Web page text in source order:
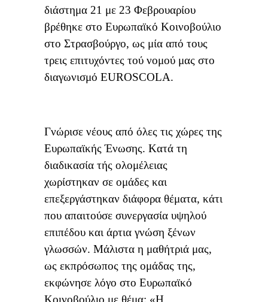
διάστημα 21 με 23 Φεβρουαρίου
βρέθηκε στο Ευρωπαϊκό Κοινοβούλιο
στο Στρασβούργο, ως μία από τους
τρεις επιτυχόντες τού νομού μας στο
διαγωνισμό EUROSCOLA.
Γνώρισε νέους από όλες τις χώρες της
Ευρωπαϊκής Ένωσης. Kατά τη
διαδικασία τής ολομέλειας
χωρίστηκαν σε ομάδες και
επεξεργάστηκαν διάφορα θέματα, κάτι
που απαιτούσε συνεργασία υψηλού
επιπέδου και άρτια γνώση ξένων
γλωσσών. Μάλιστα η μαθήτριά μας,
ως εκπρόσωπος της ομάδας της,
εκφώνησε λόγο στο Ευρωπαϊκό
Κοινοβούλιο με θέμα: «Η